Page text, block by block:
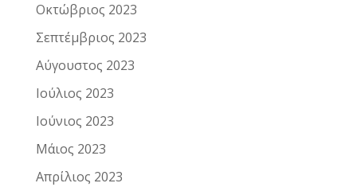
Οκτώβριος 2023
Σεπτέμβριος 2023
Αύγουστος 2023
Ιούλιος 2023
Ιούνιος 2023
Μάιος 2023
Απρίλιος 2023